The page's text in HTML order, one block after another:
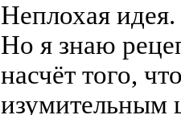
Неплохая идея.
Но я знаю
насчёт того,
изумительным